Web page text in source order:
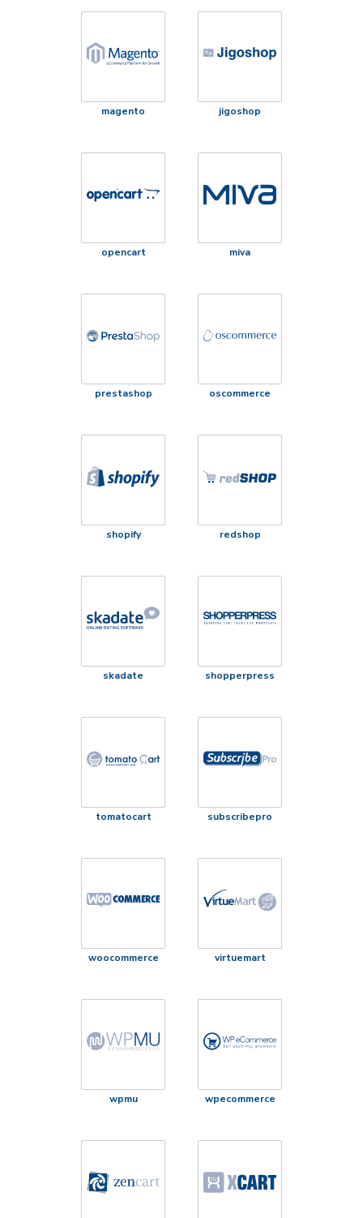
jigoshop
magento
miva
opencart
oscommerce
prestashop
redshop
shopify
shopperpress
skadate
subscribepro
tomatocart
virtuemart
woocommerce
wpecommerce
wpmu